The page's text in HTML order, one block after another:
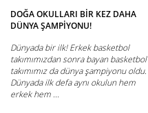
DOĞA OKULLARI BİR KEZ DAHA
DÜNYA ŞAMPİYONU!
Dünyada bir ilk! Erkek basketbol
takımımızdan sonra bayan basketbol
takımımız da dünya şampiyonu oldu.
Dünyada ilk defa aynı okulun hem
erkek hem ...